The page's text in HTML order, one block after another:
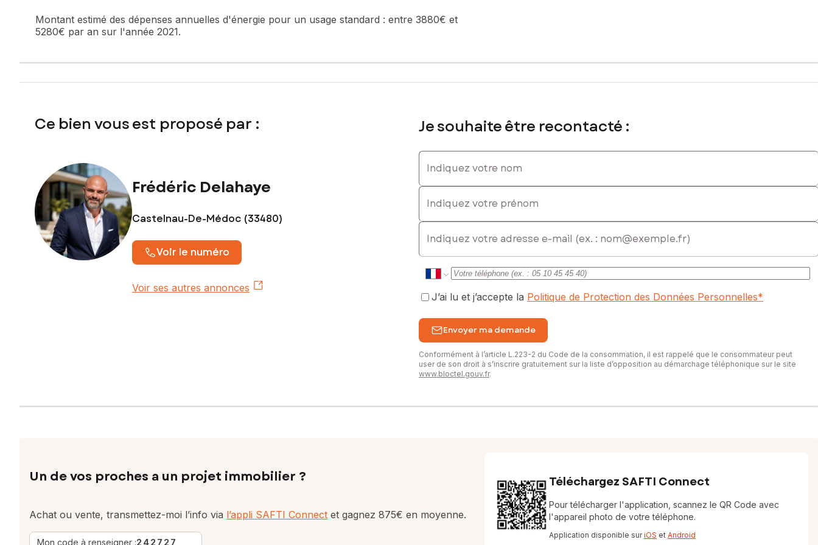
Montant estimé des dépenses annuelles d'énergie pour un usage standard : entre 3880€ et
5280€ par an sur l'année 2021.
Ce bien vous est proposé par :
Frédéric Delahaye
Castelnau-De-Médoc (33480)
Voir le numéro
Voir ses autres annonces
Je souhaite être recontacté :
Indiquez votre nom
Indiquez votre prénom
E-mail
J’ai lu et j’accepte la Politique de Protection des Données Personnelles*
Envoyer ma demande
Conformément à l’article L.223-2 du Code de la consommation, il est rappelé que le consommateur peut
user de son droit à s’inscrire gratuitement sur la liste d’opposition au démarchage téléphonique sur le site
www.bloctel.gouv.fr.
Un de vos proches a un projet immobilier ?
Achat ou vente, transmettez-moi l’info via l’appli SAFTI Connect et gagnez 875€ en moyenne.
Mon code à renseigner :242727
Téléchargez SAFTI Connect
Pour télécharger l'application, scannez le QR Code avec
l'appareil photo de votre téléphone.
Application disponible suriOS et Android